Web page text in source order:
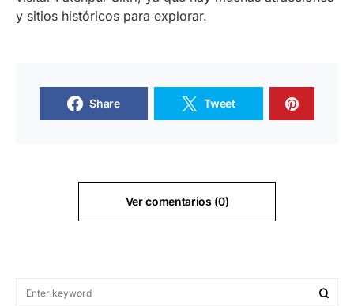
y sitios históricos para explorar.
Share Tweet
Ver comentarios (0)